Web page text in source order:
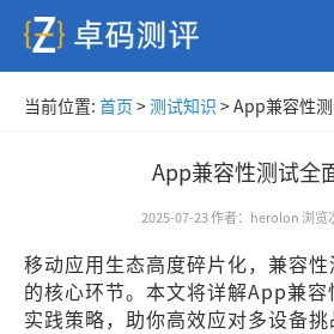
当前位置: 首页 >测试知识 >App兼容性
App兼容性测试全
2025-07-23作者： herolon 浏览
移动应用生态高度碎片化，兼容
的核心环节。本文将详解App兼
实践策略，助你高效应对多设备挑